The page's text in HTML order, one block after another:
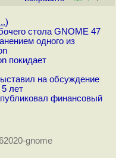
)
стола GNOME 47
одного из
покидает
на обсуждение
лет
финансовый
gnome